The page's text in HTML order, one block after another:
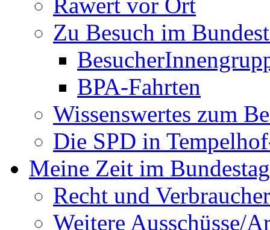
Zu Besuch im
BPA-Fahrten
Wissenswertes zum
Die SPD in
Meine Zeit im Bundestag
Recht und
Weitere Ausschüsse/